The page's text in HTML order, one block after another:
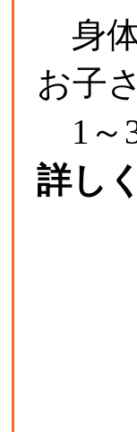
身体
お子
1～
詳し